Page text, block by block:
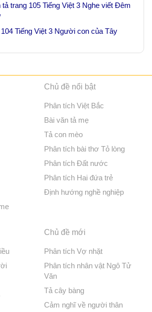
trang 105 Tiếng Việt 3 Nghe viết Đêm
Tiếng Việt 3 Người con của Tây
Chủ đề nổi bật
Phân tích Việt Bắc
Bài văn tả mẹ
Tả con mèo
Phân tích bài thơ Tỏ lòng
Phân tích Đất nước
Phân tích Hai đứa trẻ
Định hướng nghề nghiệp
Chủ đề mới
Phân tích Vợ nhặt
Phân tích nhân vật Ngô Tử
Văn
Tả cây bàng
Cảm nghĩ về người thân